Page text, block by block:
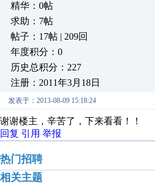
精华：0帖
求助：7帖
帖子：17帖 | 209回
年度积分：0
历史总积分：227
注册：2011年3月18日
发表于：2013-08-09 15:18:24
谢谢楼主，辛苦了，下来看看！！
回复 引用 举报
热门招聘
相关主题